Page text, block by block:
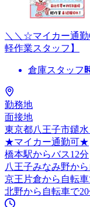
＼＼☆マイカー通
軽作業スタッフ】
倉庫スタッフ
勤務地
面接地
東京都八王子市鑓
★マイカー通勤可★
橋本駅からバス12分
八王子みなみ野か
京王片倉から自転車
北野から自転車で